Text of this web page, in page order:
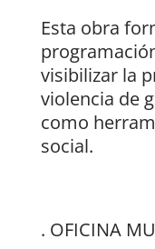
Esta obra
visibilizar la
violencia de
como
social.
. OFICINA